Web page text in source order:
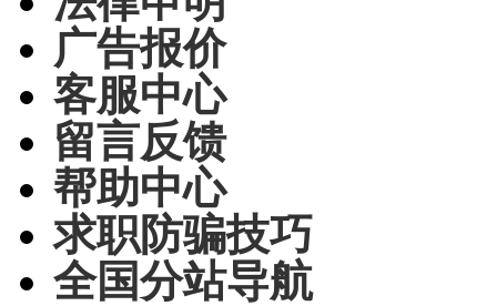
广告报价
客服中心
留言反馈
帮助中心
求职防骗技巧
全国分站导航